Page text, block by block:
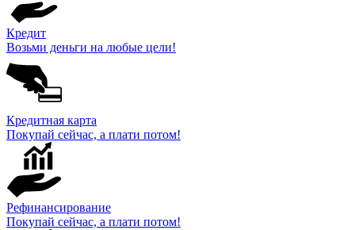
Кредит
Возьми деньги на любые цели!
Кредитная карта
Покупай сейчас, а плати потом!
Рефинансирование
Покупай сейчас, а плати потом!